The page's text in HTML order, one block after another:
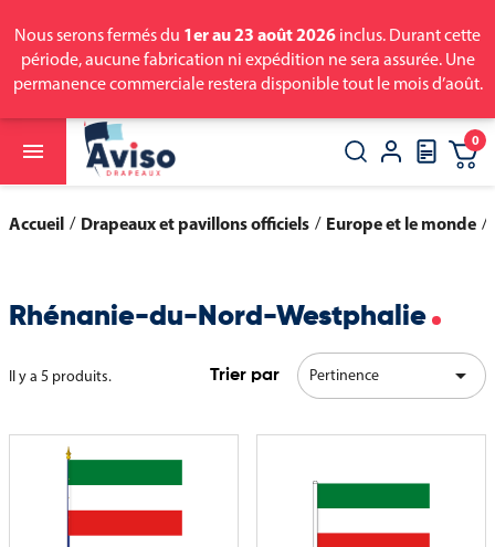
Nous serons fermés du 1er au 23 août 2026 inclus. Durant cette
période, aucune fabrication ni expédition ne sera assurée. Une
permanence commerciale restera disponible tout le mois d’août.
 0
search
Accueil Drapeaux et pavillons officiels Europe et le monde
Rhénanie-du-Nord-Westphalie
Il y a 5 produits. Trier par Pertinence 